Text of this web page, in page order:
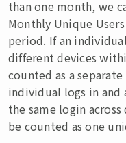
than one month, we
Monthly Unique
period. If an
different devices
counted as a
individual logs in and
the same login
be counted as one